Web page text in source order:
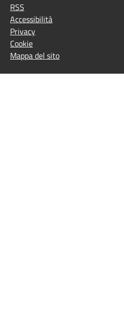
RSS
Accessibilità
Privacy
Cookie
Mappa del sito